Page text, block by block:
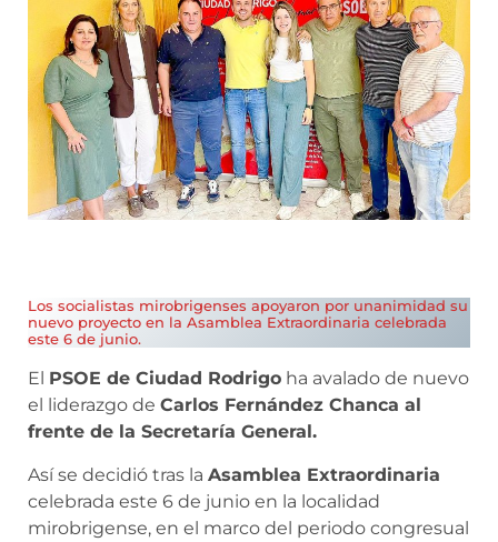
Los socialistas mirobrigenses apoyaron por unanimidad su
nuevo proyecto en la Asamblea Extraordinaria celebrada
este 6 de junio.
El PSOE de Ciudad Rodrigo ha avalado de nuevo
el liderazgo de Carlos Fernández Chanca al
frente de la Secretaría General.
Así se decidió tras la Asamblea Extraordinaria
celebrada este 6 de junio en la localidad
mirobrigense, en el marco del periodo congresual